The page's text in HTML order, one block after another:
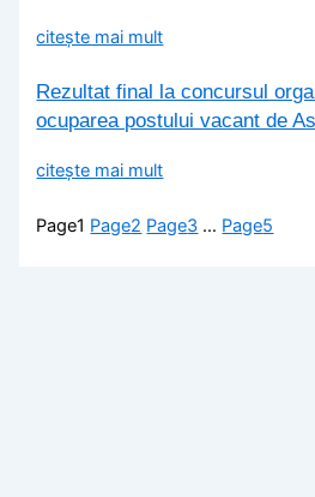
citește mai mult
Rezultat final la concursul
ocuparea postului vacant de
citește mai mult
Page1 Page2 Page3 … Page5